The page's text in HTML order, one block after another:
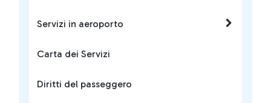
Servizi in aeroporto
Carta dei Servizi
Diritti del passeggero